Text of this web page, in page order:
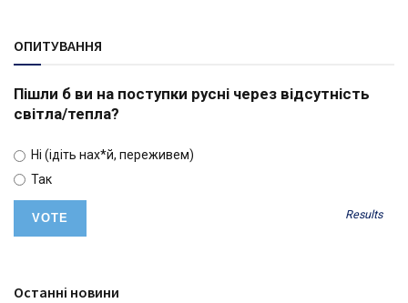
ОПИТУВАННЯ
Пішли б ви на поступки русні через відсутність
світла/тепла?
Ні (ідіть нах*й, переживем)
Так
Results
Останні новини